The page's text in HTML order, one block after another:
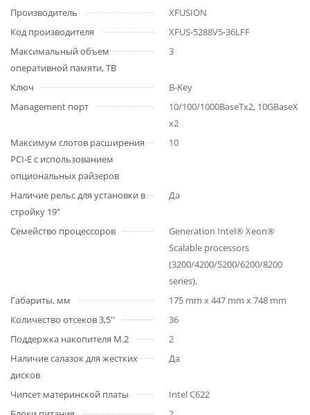
Производитель
XFUSION
Код производителя
XFUS-5288V5-36LFF
Максимальный объем
оперативной памяти, TB
3
Ключ
B-Key
Management порт
10/100/1000BaseTx2, 10GBaseX
x2
Максимум слотов расширения
PCI-E с использованием
опциональных райзеров
10
Наличие рельс для установки в
стройку 19"
Да
Семейство процессоров
Generation Intel® Xeon®
Scalable processors
(3200/4200/5200/6200/8200
series),
Габариты, мм
175 mm x 447 mm x 748 mm
Количество отсеков 3,5''
36
Поддержка накопителя M.2
2
Наличие салазок для жестких
дисков
Да
Чипсет материнской платы
Intel C622